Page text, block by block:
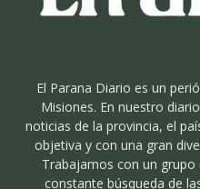
El Parana Diario es un
Misiones. En nuestro
noticias de la provincia, el
objetiva y con una gran
Trabajamos con un grupo
constante búsqueda de